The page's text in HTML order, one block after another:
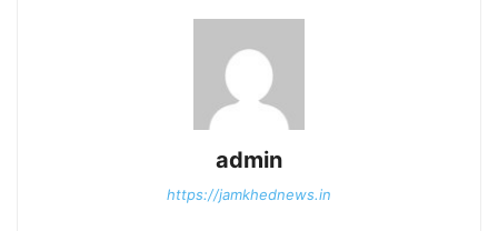
admin
https://jamkhednews.in